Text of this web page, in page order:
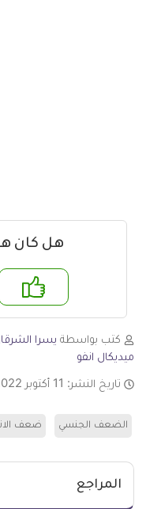
هل كان
لا
كتب بواسطة يسرا
ميديكال انفو
تاريخ النشر: 11 أكتوبر 2022
الضعف الجنسي ضعف
المراجع